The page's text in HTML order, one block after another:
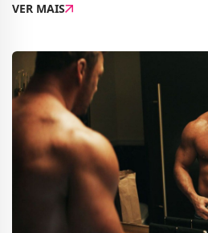
com um recorde de 6.4 milhões
VER MAIS